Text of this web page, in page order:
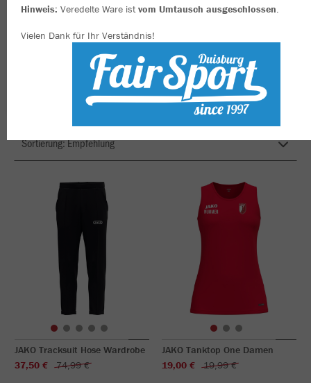
Herzlich willkommen im Teamshop der DJK
TUSA 06 Düsseldorf e.V.
Farbe
JAKO Tracksuit Hose Wardrobe
37,50 €
74,99 €
JAKO Tanktop One Damen
19,00 €
19,99 €
Hinweis: Veredelte Ware istvom Umtausch ausgeschlossen.
Vielen Dank für Ihr Verständnis!
Alle akzeptieren
Alle ablehnen
mehr Infos
Datenschutz
Impressum